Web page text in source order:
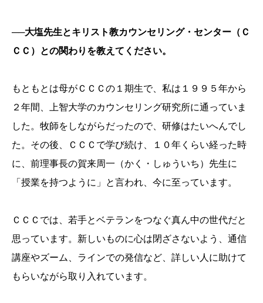
──大塩先生とキリスト教カウンセリング・センター（Ｃ
ＣＣ）との関わりを教えてください。
もともとは母がＣＣＣの１期生で、私は１９９５年から
２年間、上智大学のカウンセリング研究所に通っていま
した。牧師をしながらだったので、研修はたいへんでし
た。その後、ＣＣＣで学び続け、１０年くらい経った時
に、前理事長の賀来周一（かく・しゅういち）先生に
「授業を持つように」と言われ、今に至っています。
ＣＣＣでは、若手とベテランをつなぐ真ん中の世代だと
思っています。新しいものに心は閉ざさないよう、通信
講座やズーム、ラインでの発信など、詳しい人に助けて
もらいながら取り入れています。